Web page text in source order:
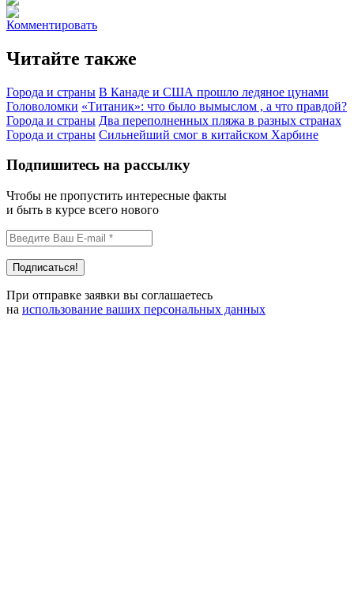
Комментировать
Читайте также
Города и страны В Канаде и США прошло ледяное цунами
Головоломки «Титаник»: что было вымыслом , а что правдой?
Города и страны Два переполненных пляжа в разных странах
Города и страны Сильнейший смог в китайском Харбине
Подпишитесь на рассылку
Чтобы не пропустить интересные факты
и быть в курсе всего нового
При отправке заявки вы соглашаетесь
на использование ваших персональных данных